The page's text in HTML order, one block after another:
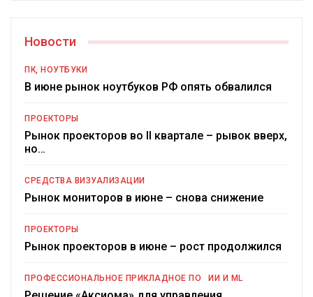
Новости
ПК, НОУТБУКИ
В июне рынок ноутбуков РФ опять обвалился
ПРОЕКТОРЫ
Рынок проекторов во II квартале – рывок вверх,
но…
СРЕДСТВА ВИЗУАЛИЗАЦИИ
Рынок мониторов в июне – снова снижение
ПРОЕКТОРЫ
Рынок проекторов в июне – рост продолжился
ПРОФЕССИОНАЛЬНОЕ ПРИКЛАДНОЕ ПО ИИ И ML